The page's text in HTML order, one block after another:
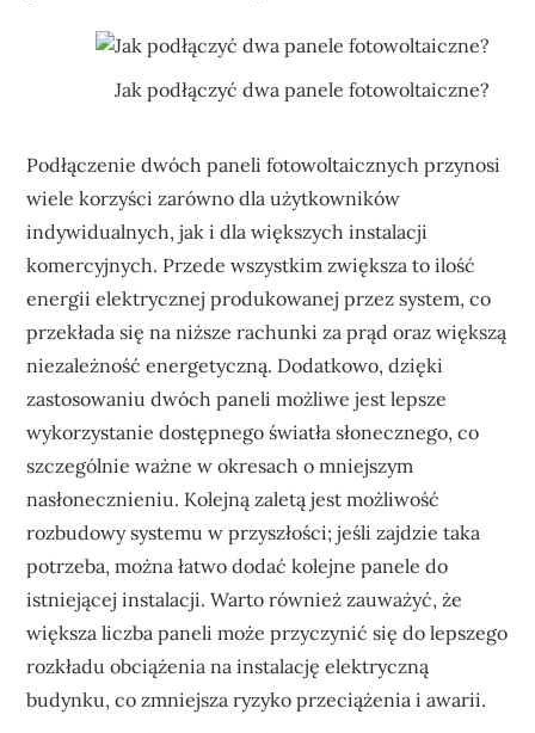
Jak podłączyć dwa panele fotowoltaiczne?
Podłączenie dwóch paneli fotowoltaicznych przynosi
wiele korzyści zarówno dla użytkowników
indywidualnych, jak i dla większych instalacji
komercyjnych. Przede wszystkim zwiększa to ilość
energii elektrycznej produkowanej przez system, co
przekłada się na niższe rachunki za prąd oraz większą
niezależność energetyczną. Dodatkowo, dzięki
zastosowaniu dwóch paneli możliwe jest lepsze
wykorzystanie dostępnego światła słonecznego, co
szczególnie ważne w okresach o mniejszym
nasłonecznieniu. Kolejną zaletą jest możliwość
rozbudowy systemu w przyszłości; jeśli zajdzie taka
potrzeba, można łatwo dodać kolejne panele do
istniejącej instalacji. Warto również zauważyć, że
większa liczba paneli może przyczynić się do lepszego
rozkładu obciążenia na instalację elektryczną
budynku, co zmniejsza ryzyko przeciążenia i awarii.